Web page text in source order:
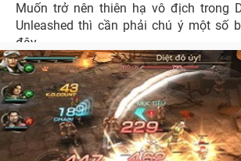
Muốn trở nên thiên hạ vô địch trong
Unleashed thì cần phải chú ý một số
đây